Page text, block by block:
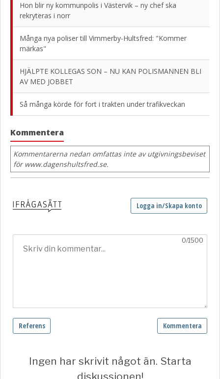
Hon blir ny kommunpolis i Västervik – ny chef ska
rekryteras i norr
Många nya poliser till Vimmerby-Hultsfred: "Kommer
märkas"
HJÄLPTE KOLLEGAS SON – NU KAN POLISMANNEN BLI
AV MED JOBBET
Så många körde för fort i trakten under trafikveckan
Kommentera
Kommentarerna nedan omfattas inte av utgivningsbeviset
för www.dagenshultsfred.se.